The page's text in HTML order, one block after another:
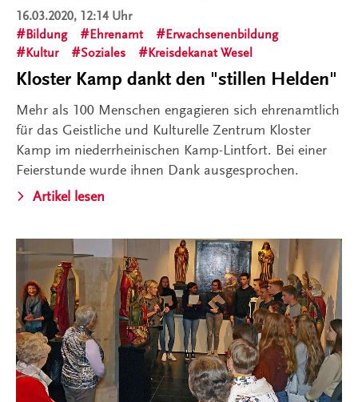
16.03.2020, 12:14 Uhr
Bildung
Ehrenamt
Erwachsenenbildung
Kultur
Soziales Kreisdekanat Wesel
Kloster Kamp dankt den "stillen Helden"
Mehr als 100 Menschen engagieren sich ehrenamtlich
für das Geistliche und Kulturelle Zentrum Kloster
Kamp im niederrheinischen Kamp-Lintfort. Bei einer
Feierstunde wurde ihnen Dank ausgesprochen.
Artikel lesen